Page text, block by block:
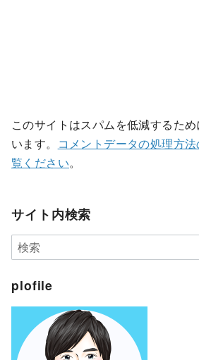
このサイトはスパムを低減するた
います。
コメントデータの処理方
覧ください。
サイト内検索
plofile